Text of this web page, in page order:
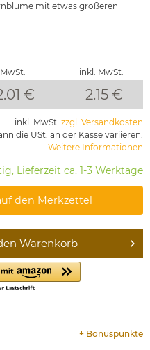
mit etwas größeren
inkl. MwSt.
€ 2.15 €
inkl. MwSt. zzgl. Versandkosten
die USt. an der Kasse variieren.
Weitere Informationen
Lieferzeit ca. 1-3 Werktage
den Merkzettel
Warenkorb
+ Bonuspunkte